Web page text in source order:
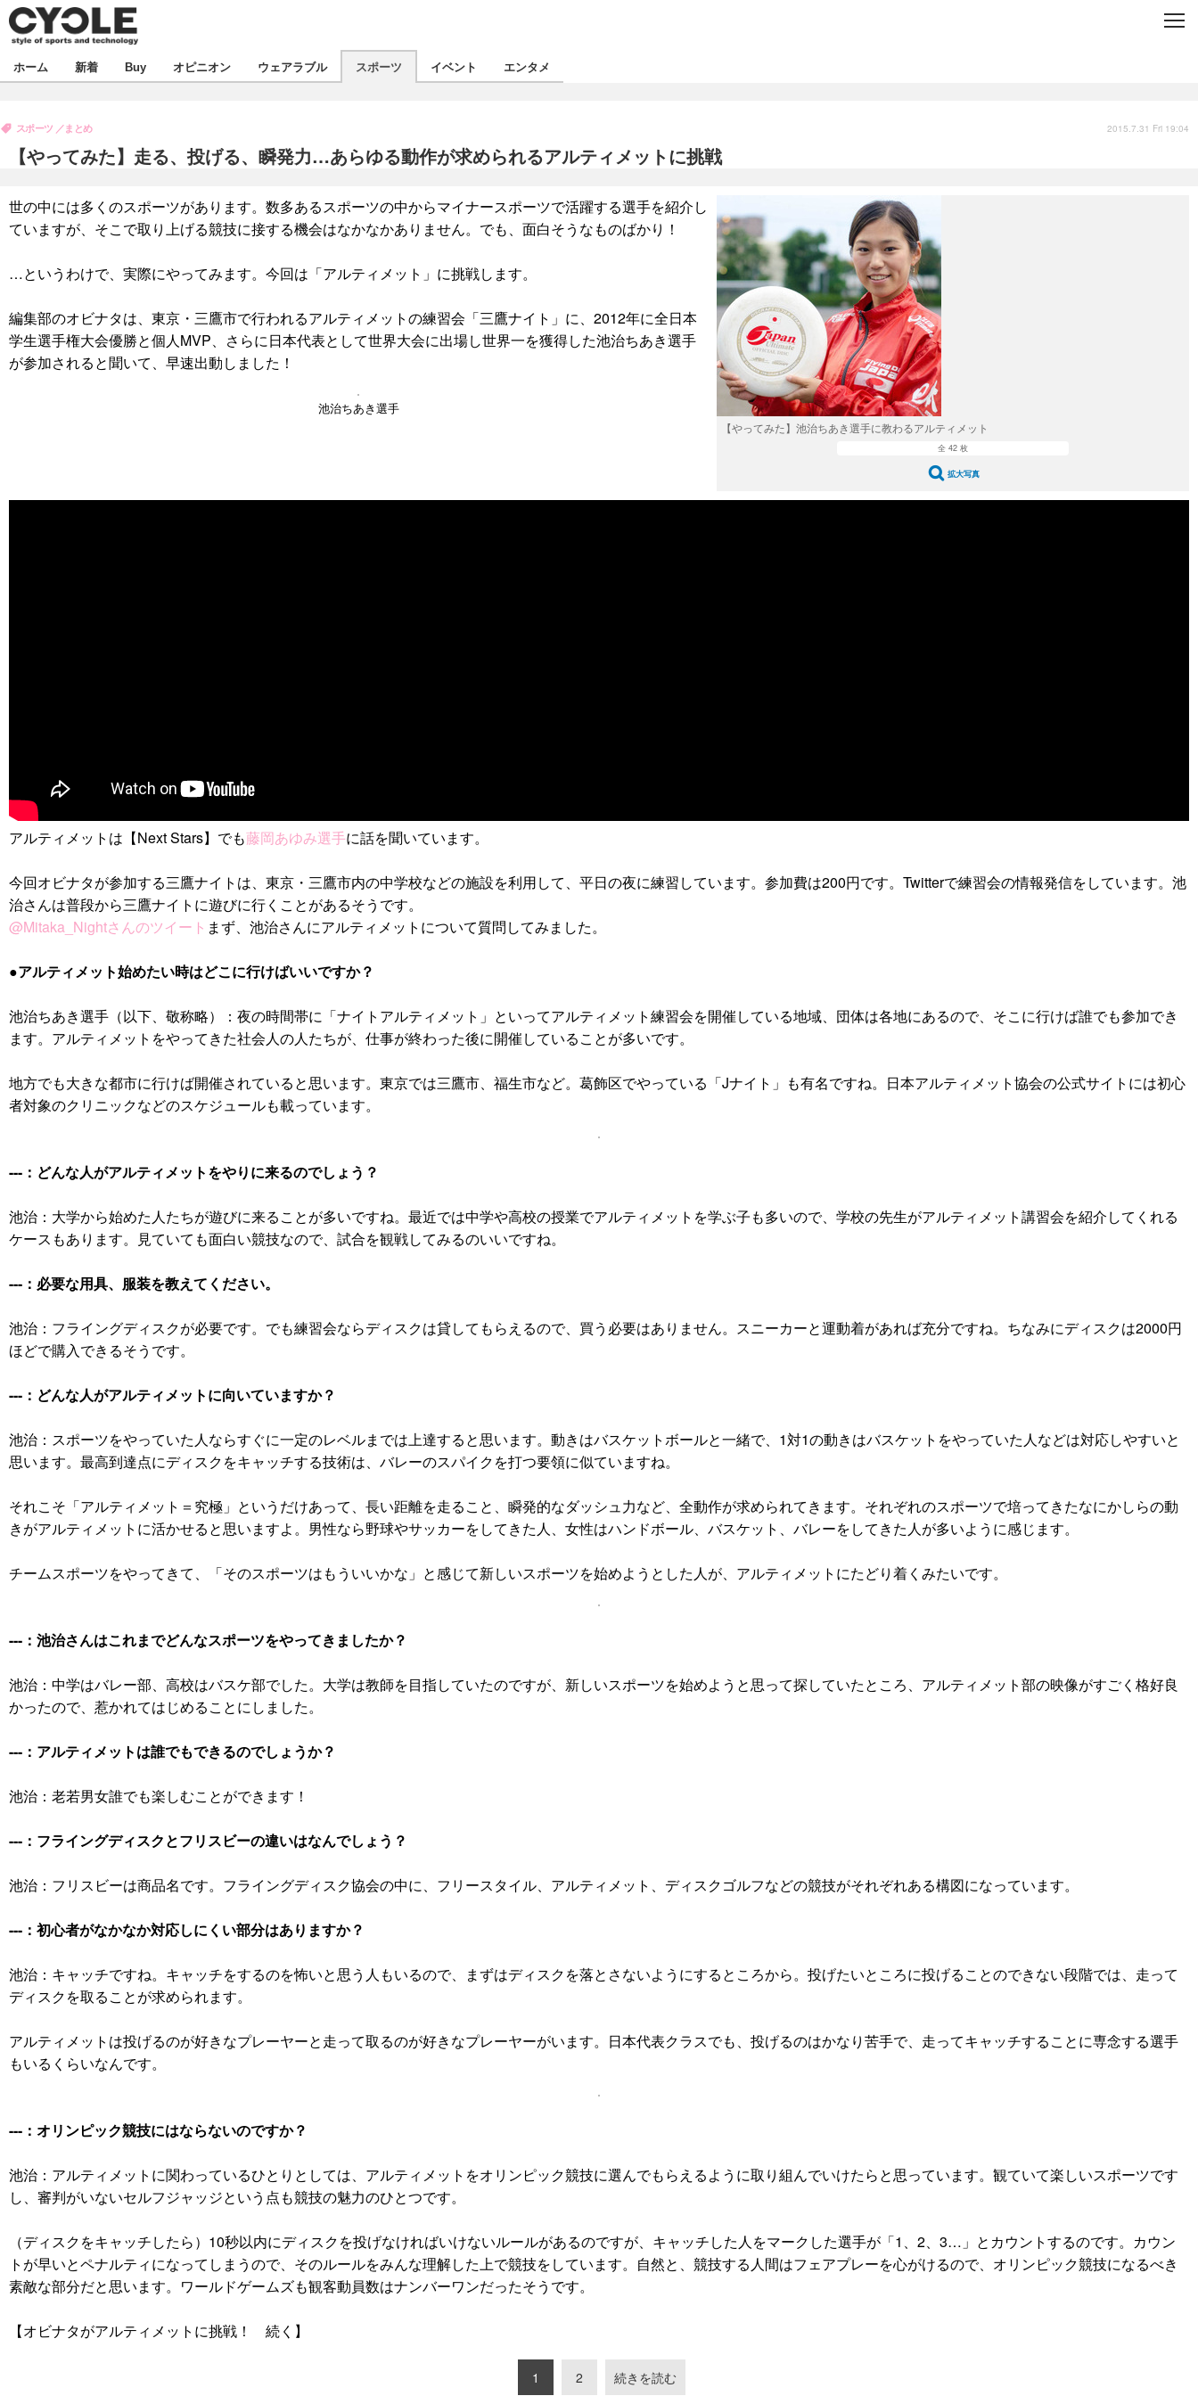
C
飲食
ボイス
デバイス
ビジネス
海外
スポーツ
短信
まとめ
選手
写真
動画
イベント
スポーツ
ツアー
文化
芸能
出版／映画
話題
ファッション
デザイン
写真
ライフ
社会
政治
ハウツー
ホーム 新着 Buy オピニオン ウェアラブル スポーツ イベント エンタメ
【やってみた】走る、投げる、瞬発力…あらゆる動作が求められるアルティメットに挑戦
スポーツ まとめ 2015.7.31 Fri 19:04
【やってみた】池治ちあき選手に教わるアルティメット
全 42 枚
拡大写真
世の中には多くのスポーツがあります。数多あるスポーツの中からマイナースポーツで活躍する選手を紹介し
ていますが、そこで取り上げる競技に接する機会はなかなかありません。でも、面白そうなものばかり！
…というわけで、実際にやってみます。今回は「アルティメット」に挑戦します。
編集部のオビナタは、東京・三鷹市で行われるアルティメットの練習会「三鷹ナイト」に、2012年に全日本
学生選手権大会優勝と個人MVP、さらに日本代表として世界大会に出場し世界一を獲得した池治ちあき選手
が参加されると聞いて、早速出動しました！
池治ちあき選手
アルティメットは【Next Stars】でも藤岡あゆみ選手に話を聞いています。
今回オビナタが参加する三鷹ナイトは、東京・三鷹市内の中学校などの施設を利用して、平日の夜に練習しています。参加費は200円です。Twitterで練習会の情報発信をしています。池
治さんは普段から三鷹ナイトに遊びに行くことがあるそうです。
@Mitaka_Nightさんのツイート まず、池治さんにアルティメットについて質問してみました。
●アルティメット始めたい時はどこに行けばいいですか？
池治ちあき選手（以下、敬称略）：夜の時間帯に「ナイトアルティメット」といってアルティメット練習会を開催している地域、団体は各地にあるので、そこに行けば誰でも参加でき
ます。アルティメットをやってきた社会人の人たちが、仕事が終わった後に開催していることが多いです。
地方でも大きな都市に行けば開催されていると思います。東京では三鷹市、福生市など。葛飾区でやっている「Jナイト」も有名ですね。日本アルティメット協会の公式サイトには初心
者対象のクリニックなどのスケジュールも載っています。
---：どんな人がアルティメットをやりに来るのでしょう？
池治：大学から始めた人たちが遊びに来ることが多いですね。最近では中学や高校の授業でアルティメットを学ぶ子も多いので、学校の先生がアルティメット講習会を紹介してくれる
ケースもあります。見ていても面白い競技なので、試合を観戦してみるのいいですね。
---：必要な用具、服装を教えてください。
池治：フライングディスクが必要です。でも練習会ならディスクは貸してもらえるので、買う必要はありません。スニーカーと運動着があれば充分ですね。ちなみにディスクは2000円
ほどで購入できるそうです。
---：どんな人がアルティメットに向いていますか？
池治：スポーツをやっていた人ならすぐに一定のレベルまでは上達すると思います。動きはバスケットボールと一緒で、1対1の動きはバスケットをやっていた人などは対応しやすいと
思います。最高到達点にディスクをキャッチする技術は、バレーのスパイクを打つ要領に似ていますね。
それこそ「アルティメット＝究極」というだけあって、長い距離を走ること、瞬発的なダッシュ力など、全動作が求められてきます。それぞれのスポーツで培ってきたなにかしらの動
きがアルティメットに活かせると思いますよ。男性なら野球やサッカーをしてきた人、女性はハンドボール、バスケット、バレーをしてきた人が多いように感じます。
チームスポーツをやってきて、「そのスポーツはもういいかな」と感じて新しいスポーツを始めようとした人が、アルティメットにたどり着くみたいです。
---：池治さんはこれまでどんなスポーツをやってきましたか？
池治：中学はバレー部、高校はバスケ部でした。大学は教師を目指していたのですが、新しいスポーツを始めようと思って探していたところ、アルティメット部の映像がすごく格好良
かったので、惹かれてはじめることにしました。
---：アルティメットは誰でもできるのでしょうか？
池治：老若男女誰でも楽しむことができます！
---：フライングディスクとフリスビーの違いはなんでしょう？
池治：フリスビーは商品名です。フライングディスク協会の中に、フリースタイル、アルティメット、ディスクゴルフなどの競技がそれぞれある構図になっています。
---：初心者がなかなか対応しにくい部分はありますか？
池治：キャッチですね。キャッチをするのを怖いと思う人もいるので、まずはディスクを落とさないようにするところから。投げたいところに投げることのできない段階では、走って
ディスクを取ることが求められます。
アルティメットは投げるのが好きなプレーヤーと走って取るのが好きなプレーヤーがいます。日本代表クラスでも、投げるのはかなり苦手で、走ってキャッチすることに専念する選手
もいるくらいなんです。
---：オリンピック競技にはならないのですか？
池治：アルティメットに関わっているひとりとしては、アルティメットをオリンピック競技に選んでもらえるように取り組んでいけたらと思っています。観ていて楽しいスポーツです
し、審判がいないセルフジャッジという点も競技の魅力のひとつです。
（ディスクをキャッチしたら）10秒以内にディスクを投げなければいけないルールがあるのですが、キャッチした人をマークした選手が「1、2、3…」とカウントするのです。カウン
トが早いとペナルティになってしまうので、そのルールをみんな理解した上で競技をしています。自然と、競技する人間はフェアプレーを心がけるので、オリンピック競技になるべき
素敵な部分だと思います。ワールドゲームズも観客動員数はナンバーワンだったそうです。
【オビナタがアルティメットに挑戦！ 続く】
1 2 続きを読む